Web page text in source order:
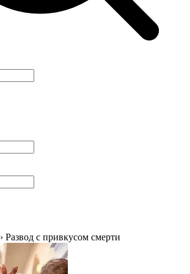
› Развод с привкусом смерти